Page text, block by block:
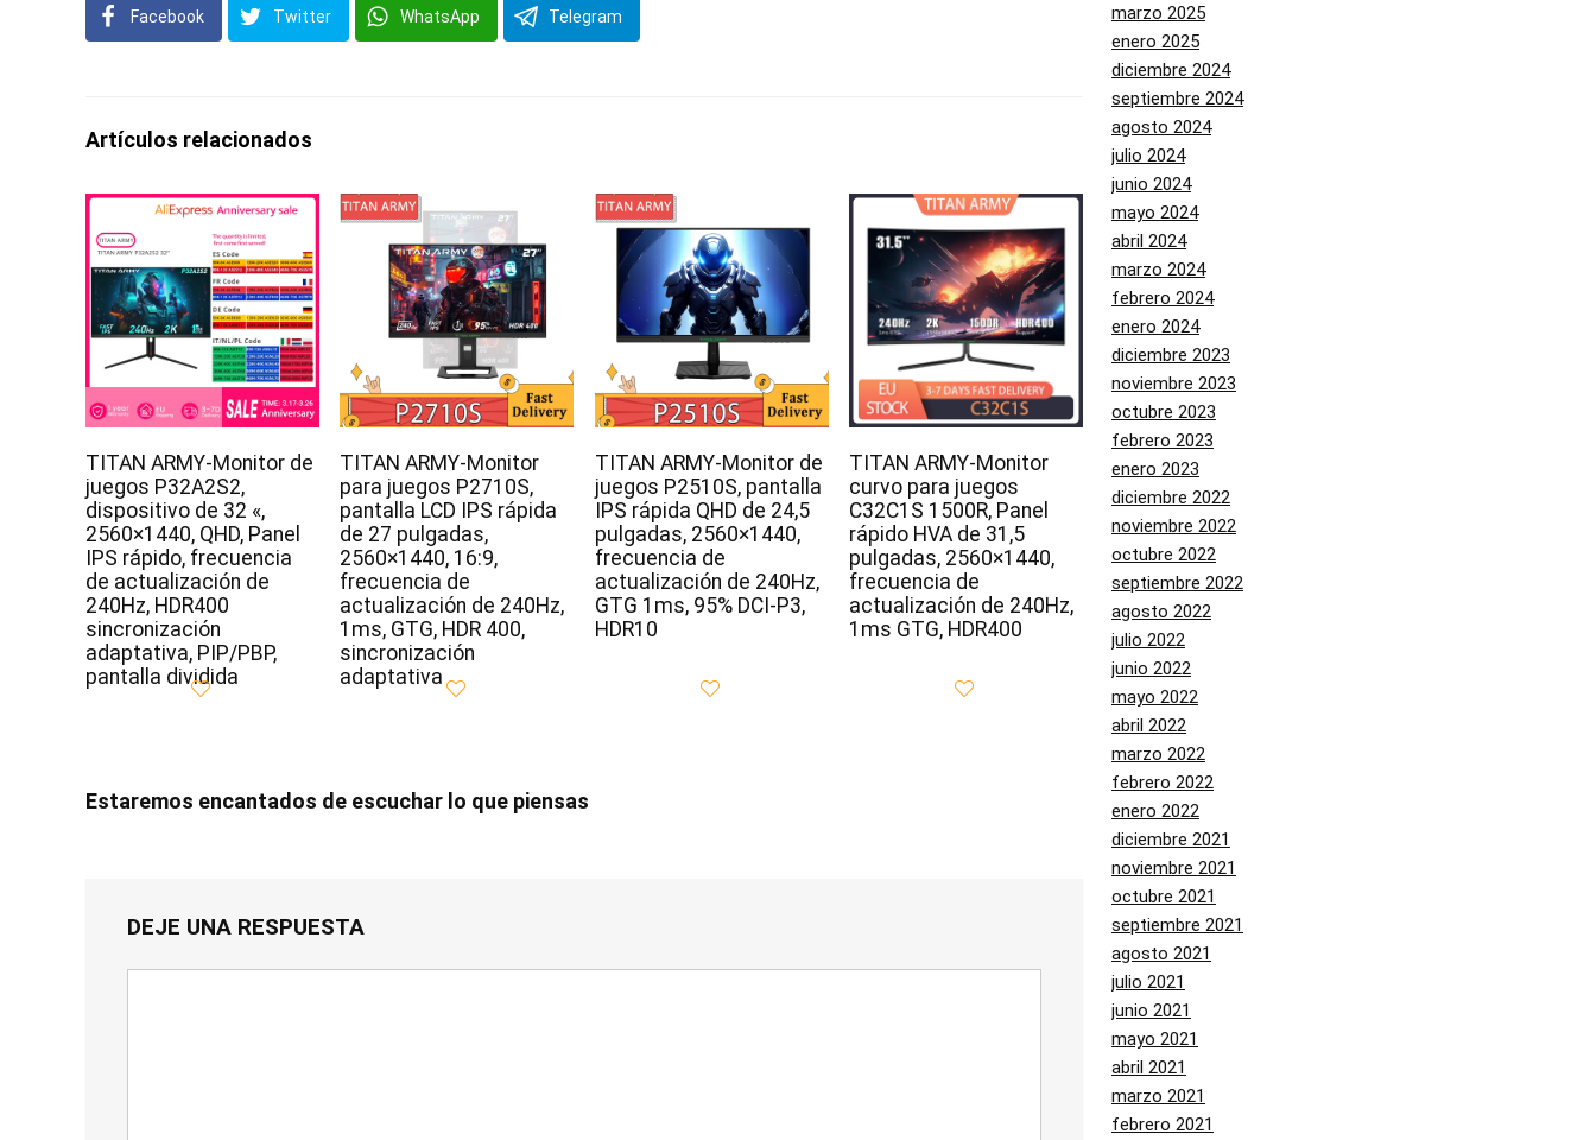
Facebook Twitter WhatsApp Telegram
Artículos relacionados
TITAN ARMY-Monitor de
juegos P32A2S2,
dispositivo de 32 «,
2560×1440, QHD, Panel
IPS rápido, frecuencia
de actualización de
240Hz, HDR400
sincronización
adaptativa, PIP/PBP,
pantalla dividida
TITAN ARMY-Monitor
para juegos P2710S,
pantalla LCD IPS rápida
de 27 pulgadas,
2560×1440, 16:9,
frecuencia de
actualización de 240Hz,
1ms, GTG, HDR 400,
sincronización
adaptativa
TITAN ARMY-Monitor de
juegos P2510S, pantalla
IPS rápida QHD de 24,5
pulgadas, 2560×1440,
frecuencia de
actualización de 240Hz,
GTG 1ms, 95% DCI-P3,
HDR10
TITAN ARMY-Monitor
curvo para juegos
C32C1S 1500R, Panel
rápido HVA de 31,5
pulgadas, 2560×1440,
frecuencia de
actualización de 240Hz,
1ms GTG, HDR400
Estaremos encantados de escuchar lo que piensas
DEJE UNA RESPUESTA
marzo 2025
enero 2025
diciembre 2024
septiembre 2024
agosto 2024
julio 2024
junio 2024
mayo 2024
abril 2024
marzo 2024
febrero 2024
enero 2024
diciembre 2023
noviembre 2023
octubre 2023
febrero 2023
enero 2023
diciembre 2022
noviembre 2022
octubre 2022
septiembre 2022
agosto 2022
julio 2022
junio 2022
mayo 2022
abril 2022
marzo 2022
febrero 2022
enero 2022
diciembre 2021
noviembre 2021
octubre 2021
septiembre 2021
agosto 2021
julio 2021
junio 2021
mayo 2021
abril 2021
marzo 2021
febrero 2021